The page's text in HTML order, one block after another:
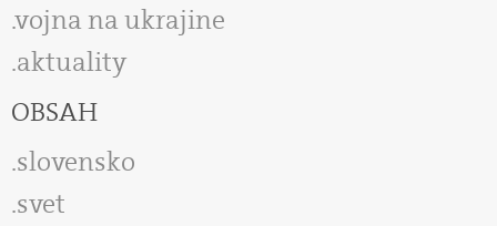
vojna na ukrajine
aktuality
OBSAH
slovensko
svet